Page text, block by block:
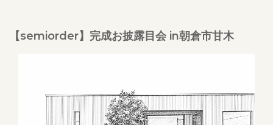
【semiorder】完成お披露目会 in朝倉市甘木